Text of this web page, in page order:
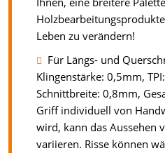
Leben zu verändern!
Für Längs- und
Klingenstärke: 0,5mm,
Schnittbreite: 0,8mm,
Griff individuell von
wird, kann das Aussehen
variieren. Risse können